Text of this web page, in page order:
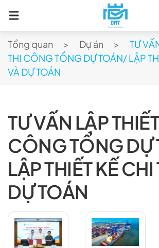
Skip to main content
Tổng quan
Dự án
TƯ
THI CÔNG TỔNG DỰ TOÁN/ LẬP
VÀ DỰ TOÁN
TƯ VẤN LẬP
CÔNG TỔNG
LẬP THIẾT KẾ CHI
DỰ TOÁN